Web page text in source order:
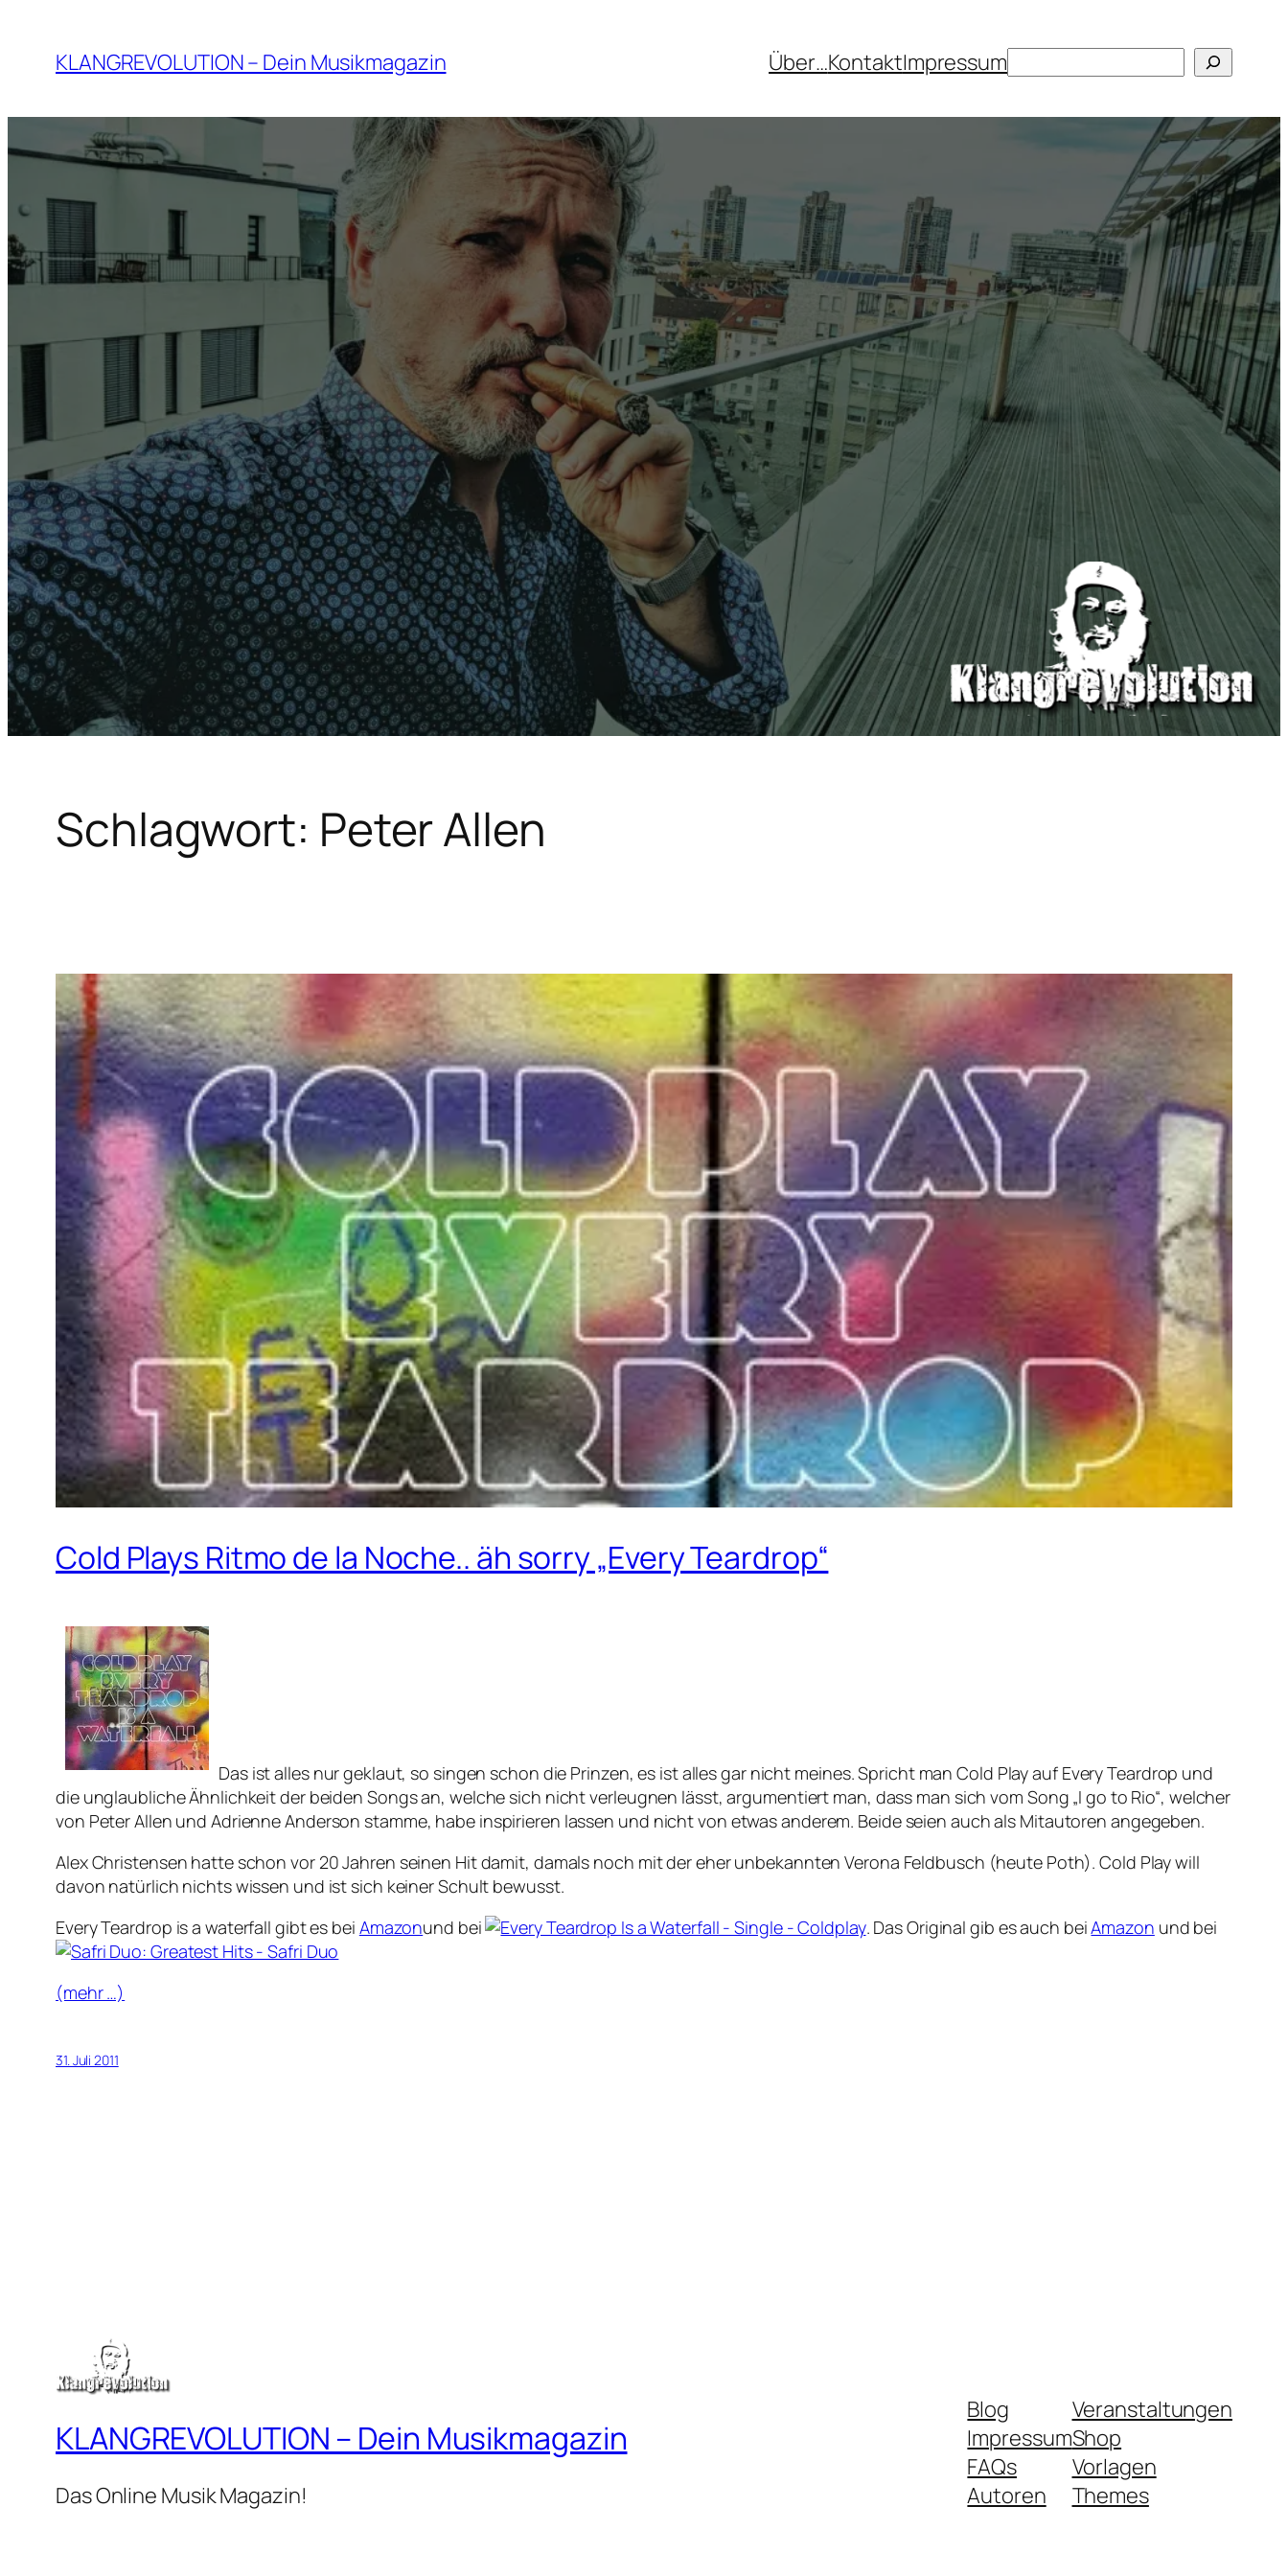
Inhalt
springen
KLANGREVOLUTION – Dein Musikmagazin Über…KontaktImpressum
Schlagwort: Peter Allen
Cold Plays Ritmo de la Noche.. äh sorry „Every Teardrop“
Das ist alles nur geklaut, so singen schon die Prinzen, es ist alles gar nicht meines. Spricht man Cold Play auf Every Teardrop und
die unglaubliche Ähnlichkeit der beiden Songs an, welche sich nicht verleugnen lässt, argumentiert man, dass man sich vom Song „I go to Rio“, welcher
von Peter Allen und Adrienne Anderson stamme, habe inspirieren lassen und nicht von etwas anderem. Beide seien auch als Mitautoren angegeben.
Alex Christensen hatte schon vor 20 Jahren seinen Hit damit, damals noch mit der eher unbekannten Verona Feldbusch (heute Poth). Cold Play will
davon natürlich nichts wissen und ist sich keiner Schult bewusst.
Every Teardrop is a waterfall gibt es bei Amazonund bei . Das Original gib es auch beiAmazon und bei
(mehr …)
31. Juli 2011
KLANGREVOLUTION – Dein Musikmagazin
Das Online Musik Magazin!
Blog
Impressum
FAQs
Autoren
Veranstaltungen
Shop
Vorlagen
Themes